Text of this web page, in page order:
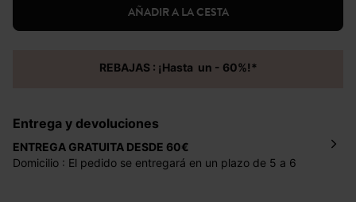
AÑADIR A LA CESTA
REBAJAS : ¡Hasta un - 60%!*
Entrega y devoluciones
ENTREGA GRATUITA DESDE 60€
Domicilio : El pedido se entregará en un plazo de 5 a 6